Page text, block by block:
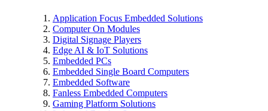
Application Focus Embedded Solutions
Computer On Modules
Digital Signage Players
Edge AI & IoT Solutions
Embedded PCs
Embedded Single Board Computers
Embedded Software
Fanless Embedded Computers
Gaming Platform Solutions